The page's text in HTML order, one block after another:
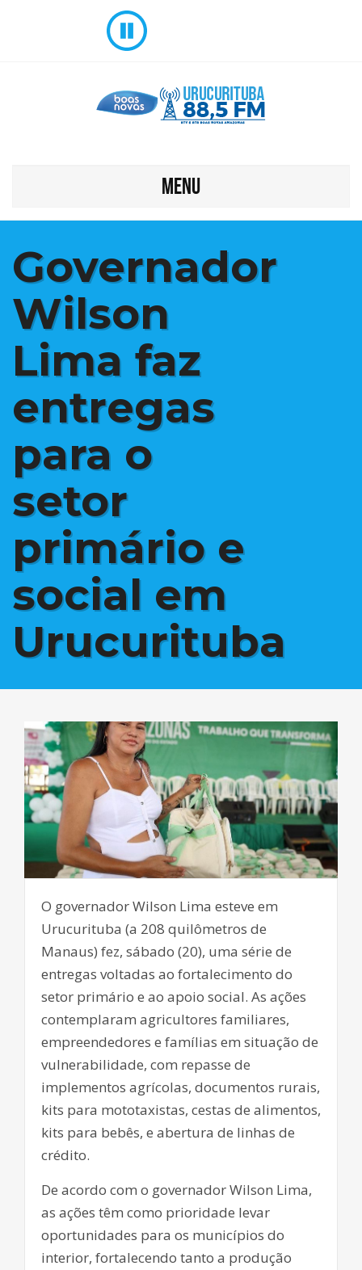
MENU
Governador
Wilson
Lima faz
entregas
para o
setor
primário e
social em
Urucurituba
O governador Wilson Lima esteve em
Urucurituba (a 208 quilômetros de
Manaus) fez, sábado (20), uma série de
entregas voltadas ao fortalecimento do
setor primário e ao apoio social. As ações
contemplaram agricultores familiares,
empreendedores e famílias em situação de
vulnerabilidade, com repasse de
implementos agrícolas, documentos rurais,
kits para mototaxistas, cestas de alimentos,
kits para bebês, e abertura de linhas de
crédito.
De acordo com o governador Wilson Lima,
as ações têm como prioridade levar
oportunidades para os municípios do
interior, fortalecendo tanto a produção